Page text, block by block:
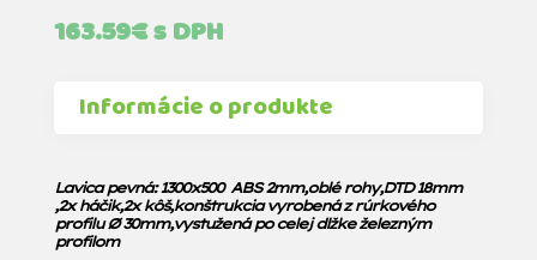
163.59€s DPH
Informácie o produkte
Lavica pevná: 1300x500 ABS 2mm,oblé rohy,DTD 18mm
,2x háčik,2x kôš,konštrukcia vyrobená z rúrkového
profilu Ø 30mm,vystužená po celej dlžke železným
profilom